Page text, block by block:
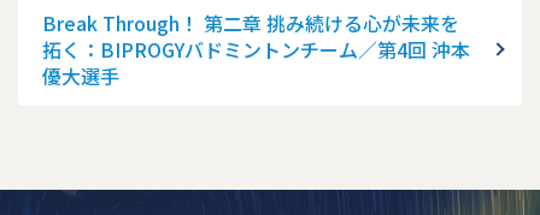
Break Through！ 第二章 挑み続ける心が未来を
拓く：BIPROGYバドミントンチーム／第4回 沖本
優大選手